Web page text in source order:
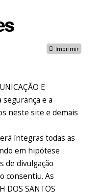
Imprimir
E
e a
neste site e demais
íntegras todas as
em hipótese
de divulgação
consentiu. As
DOS SANTOS